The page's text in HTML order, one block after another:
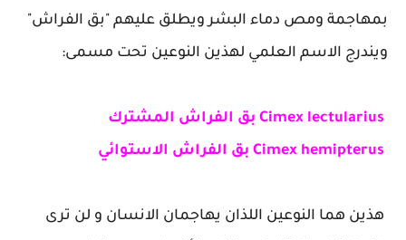
بمهاجمة ومص دماء البشر ويطلق عليهم "بق الفراش"
ويندرج الاسم العلمي لهذين النوعين تحت مسمى:
هذين هما النوعين اللذان يهاجمان الانسان و لن ترى